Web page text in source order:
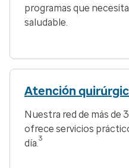
programas que
saludable.
Atención
Nuestra red de más de
ofrece servicios
día.3